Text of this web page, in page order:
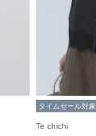
タイムセール対象
Te chichi